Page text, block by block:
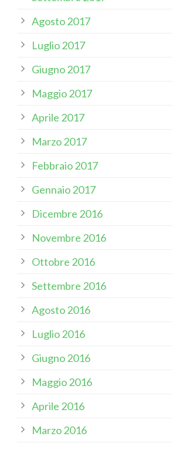
Agosto 2017
Luglio 2017
Giugno 2017
Maggio 2017
Aprile 2017
Marzo 2017
Febbraio 2017
Gennaio 2017
Dicembre 2016
Novembre 2016
Ottobre 2016
Settembre 2016
Agosto 2016
Luglio 2016
Giugno 2016
Maggio 2016
Aprile 2016
Marzo 2016